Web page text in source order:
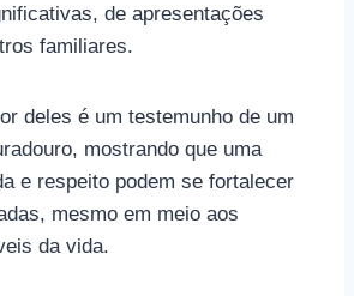
de apresentações
familiares.
deles é um testemunho de um
mostrando que uma
e respeito podem se fortalecer
mesmo em meio aos
da vida.